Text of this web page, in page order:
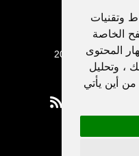
وتقنيات
الخاصة
المحتوى
، وتحليل
أين يأتي
- 2022